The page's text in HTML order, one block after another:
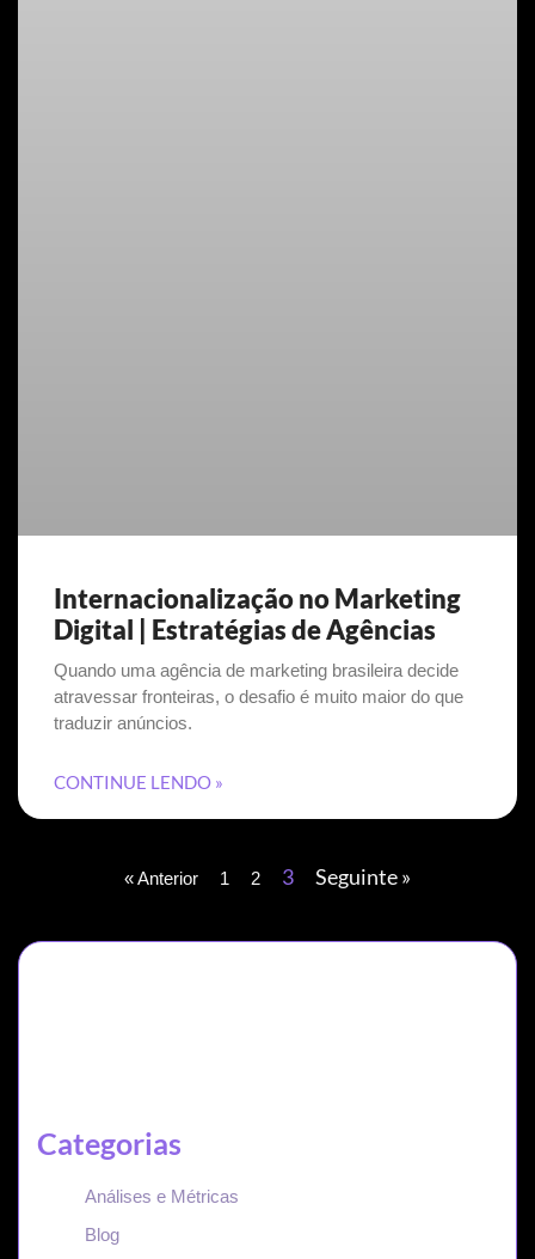
Internacionalização no Marketing
Digital | Estratégias de Agências
Quando uma agência de marketing brasileira decide
atravessar fronteiras, o desafio é muito maior do que
traduzir anúncios.
CONTINUE LENDO »
« Anterior 1 2 3 Seguinte »
Categorias
Análises e Métricas
Blog